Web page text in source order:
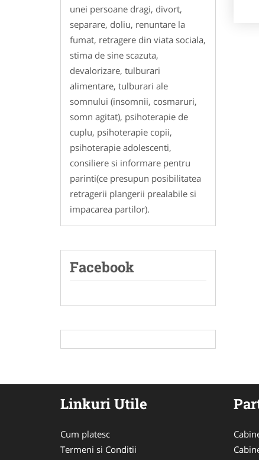
unei persoane dragi, divort,
separare, doliu, renuntare la
fumat, retragere din viata sociala,
stima de sine scazuta,
devalorizare, tulburari
alimentare, tulburari ale
somnului (insomnii, cosmaruri,
somn agitat), psihoterapie de
cuplu, psihoterapie copii,
psihoterapie adolescenti,
consiliere si informare pentru
parinti(ce presupun posibilitatea
retragerii plangerii prealabile si
impacarea partilor).
Facebook
Linkuri Utile
Cum platesc
Termeni si Conditii